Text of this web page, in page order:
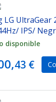
UltraGear
IPS/
disponible
43 €